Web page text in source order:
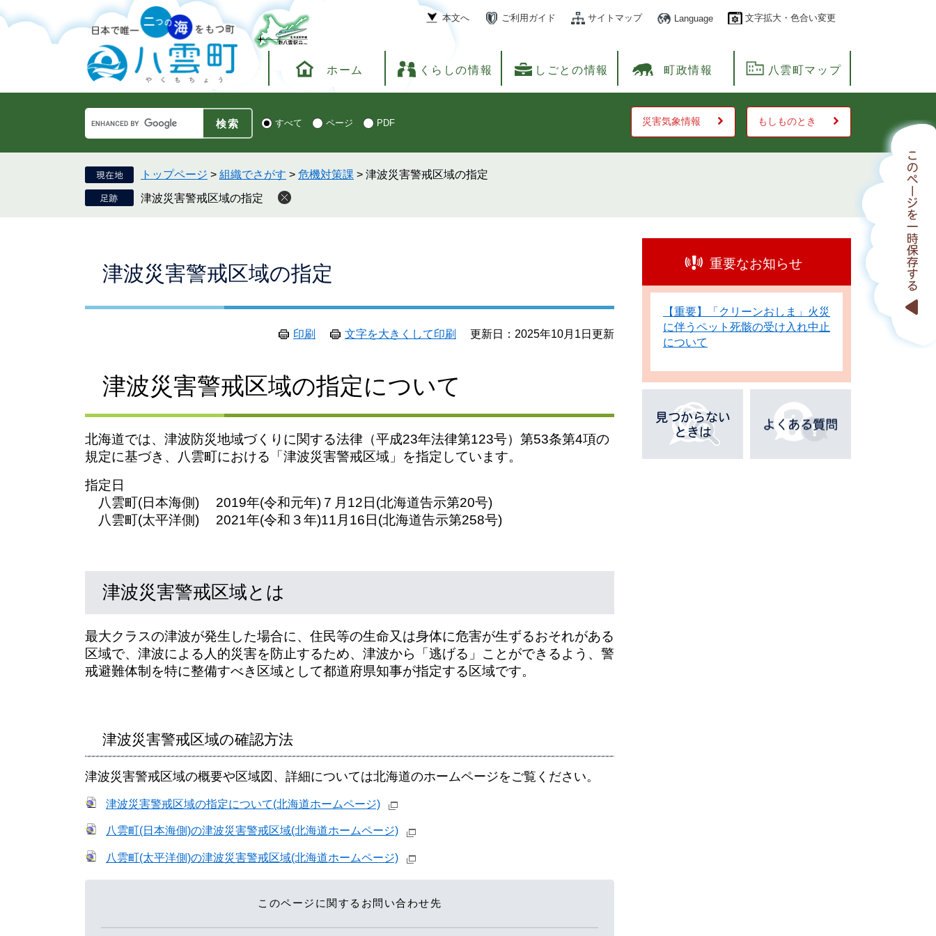
ー
で
ニ
ば
文
本文へ ご利用ガイド サイトマップ Language 文字拡大・色合い変更
ホーム くらしの情報 しごとの情報 町政情報 八雲町マップ
Google
カ
ス
タ
ム
検
検 すべて ページ PDF 災害気象情報 もしものとき
トップページ > 組織でさがす > 危機対策課 > 津波災害警戒区域の指定
津波災害警戒区域の指定
津波災害警戒区域の指定
印刷 文字を大きくして印刷 更新日：2025年10月1日更新
津波災害警戒区域の指定について
北海道では、津波防災地域づくりに関する法律（平成23年法律第123号）第53条第4項の
規定に基づき、八雲町における「津波災害警戒区域」を指定しています。
指定日
八雲町(日本海側) 2019年(令和元年)７月12日(北海道告示第20号)
八雲町(太平洋側) 2021年(令和３年)11月16日(北海道告示第258号)
津波災害警戒区域とは
​​最大クラスの津波が発生した場合に、住民等の生命又は身体に危害が生ずるおそれがある
区域で、津波による人的災害を防止するため、津波から「逃げる」ことができるよう、警
戒避難体制を特に整備すべき区域として都道府県知事が指定する区域です。
津波災害警戒区域の確認方法
​津波災害警戒区域の概要や区域図、詳細については北海道のホームページをご覧ください。
津波災害警戒区域の指定について(北海道ホームページ)
八雲町(日本海側)の津波災害警戒区域(北海道ホームページ)
八雲町(太平洋側)の津波災害警戒区域(北海道ホームページ)
このページに関するお問い合わせ先
重要なお知らせ
【重要】「クリーンおしま」火災
に伴うペット死骸の受け入れ中止
について